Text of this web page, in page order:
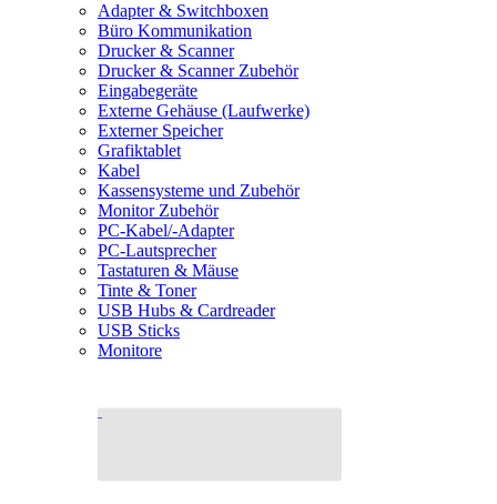
Adapter & Switchboxen
Büro Kommunikation
Drucker & Scanner
Drucker & Scanner Zubehör
Eingabegeräte
Externe Gehäuse (Laufwerke)
Externer Speicher
Grafiktablet
Kabel
Kassensysteme und Zubehör
Monitor Zubehör
PC-Kabel/-Adapter
PC-Lautsprecher
Tastaturen & Mäuse
Tinte & Toner
USB Hubs & Cardreader
USB Sticks
Monitore